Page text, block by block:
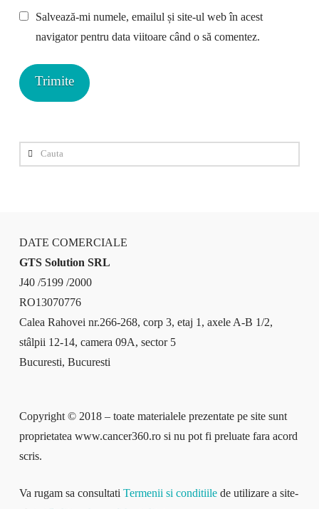
Salvează-mi numele, emailul și site-ul web în acest
navigator pentru data viitoare când o să comentez.
Cauta
DATE COMERCIALE
GTS Solution SRL
J40 /5199 /2000
RO13070776
Calea Rahovei nr.266-268, corp 3, etaj 1, axele A-B 1/2,
stâlpii 12-14, camera 09A, sector 5
Bucuresti, Bucuresti
Copyright © 2018 – toate materialele prezentate pe site sunt
proprietatea www.cancer360.ro si nu pot fi preluate fara acord
scris.
Va rugam sa consultati Termenii si conditiilede utilizare a site-